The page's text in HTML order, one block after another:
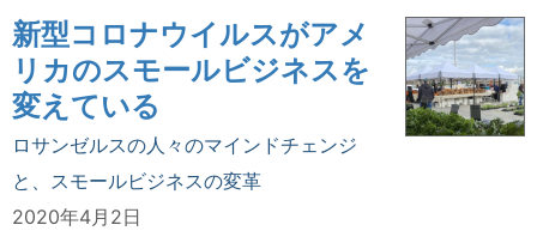
a
v
i
g
a
新型コロナウイルスがアメ
リカのスモールビジネスを
変えている
ロサンゼルスの人々のマインドチェンジ
と、スモールビジネスの変革
2020年4月2日